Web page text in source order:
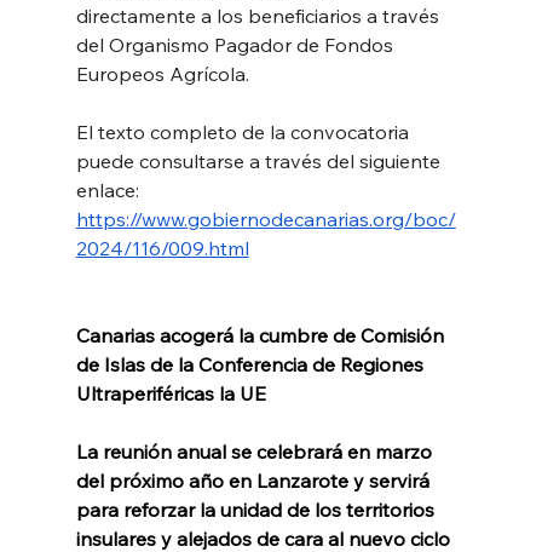
directamente a los beneficiarios a través
del Organismo Pagador de Fondos
Europeos Agrícola.
El texto completo de la convocatoria
puede consultarse a través del siguiente
enlace:
https://www.gobiernodecanarias.org/boc/
2024/116/009.html
Canarias acogerá la cumbre de Comisión
de Islas de la Conferencia de Regiones
Ultraperiféricas la UE
La reunión anual se celebrará en marzo
del próximo año en Lanzarote y servirá
para reforzar la unidad de los territorios
insulares y alejados de cara al nuevo ciclo